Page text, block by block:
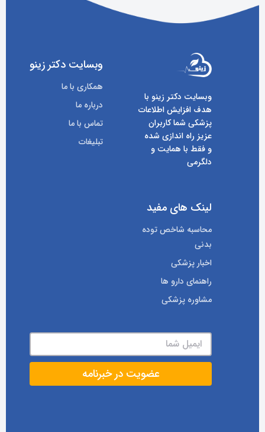
وبسایت دکتر زینو با
هدف افزایش اطلاعات
پزشکی شما کاربران
عزیز راه اندازی شده
و فقط با همایت و
دلگرمی
وبسایت دکتر زینو
همکاری با ما
درباره ما
تماس با ما
تبلیغات
لینک های مفید
محاسبه شاخص توده
بدنی
اخبار پزشکی
راهنمای دارو ها
مشاوره پزشکی